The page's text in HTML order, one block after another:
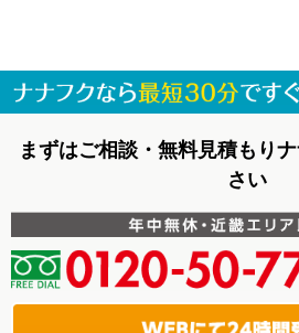
まずはご相談・無料見積もり
さい